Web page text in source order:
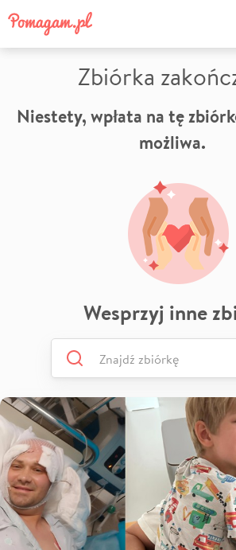
Zbiórka
Niestety, wpłata na tę
możliwa.
Wesprzyj inne